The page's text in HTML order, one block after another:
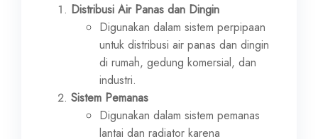
Distribusi Air Panas dan Dingin
Digunakan dalam sistem perpipaan
untuk distribusi air panas dan dingin
di rumah, gedung komersial, dan
industri.
Sistem Pemanas
Digunakan dalam sistem pemanas
lantai dan radiator karena